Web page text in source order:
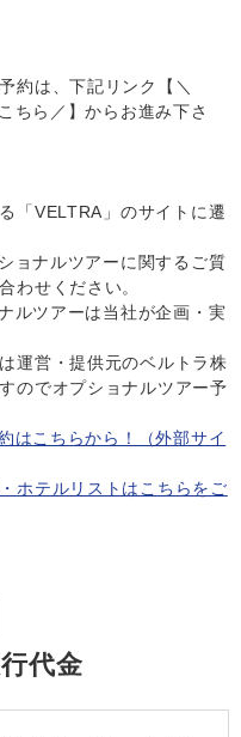
約は、下記リンク【＼
ちら／】からお進み下さ
「VELTRA」のサイトに遷
ョナルツアーに関するご質
わせください。
ルツアーは当社が企画・実
運営・提供元のベルトラ株
のでオプショナルツアー予
はこちらから！（外部サイ
ホテルリストはこちらをご
代金